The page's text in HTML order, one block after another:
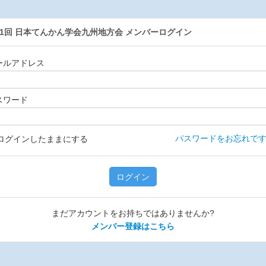
回 日本てんかん学会九州地方会 メンバーログイン
ルアドレス
ワード
グインしたままにする パスワードをお忘れで
ログイン
まだアカウントをお持ちではありませんか?
メンバー登録はこちら